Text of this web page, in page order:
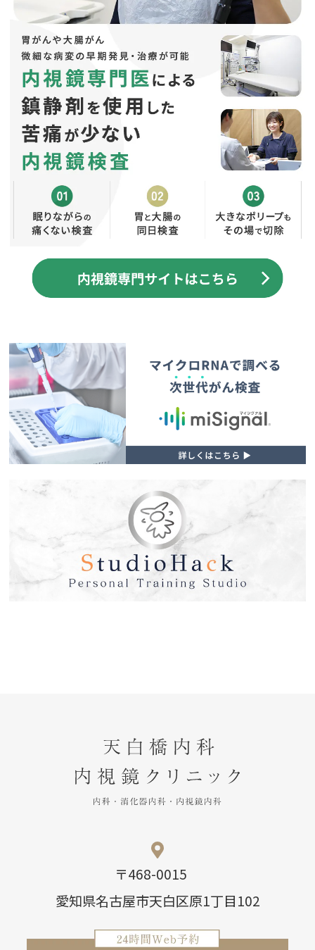
〒468-0015
愛知県名古屋市天白区原1丁目102